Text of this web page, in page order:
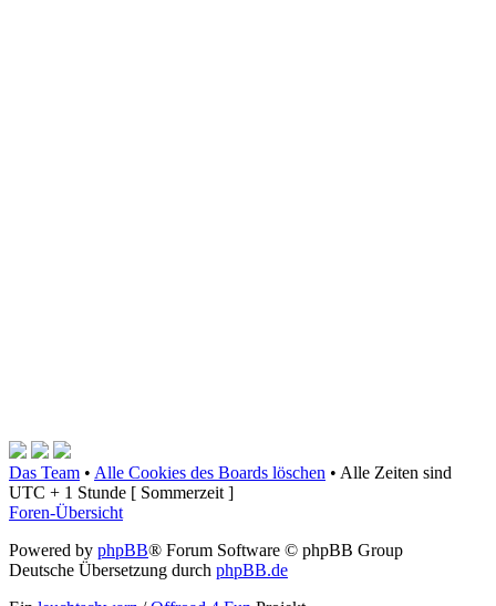
Das Team • Alle Cookies des Boards löschen • Alle Zeiten sind
UTC + 1 Stunde [ Sommerzeit ]
Foren-Übersicht
Powered by phpBB® Forum Software © phpBB Group
Deutsche Übersetzung durch phpBB.de